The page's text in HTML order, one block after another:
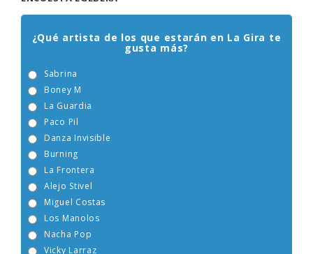
¿Qué artista de los que estarán en La Gira te
gusta más?
Boney M
Burning
Alejo Stivel
Miguel Costas
Nacha Pop